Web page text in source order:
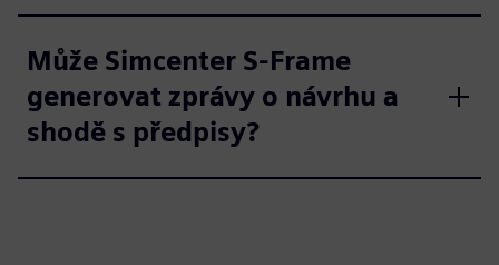
Může Simcenter S-Frame
generovat zprávy o návrhu a
shodě s předpisy?